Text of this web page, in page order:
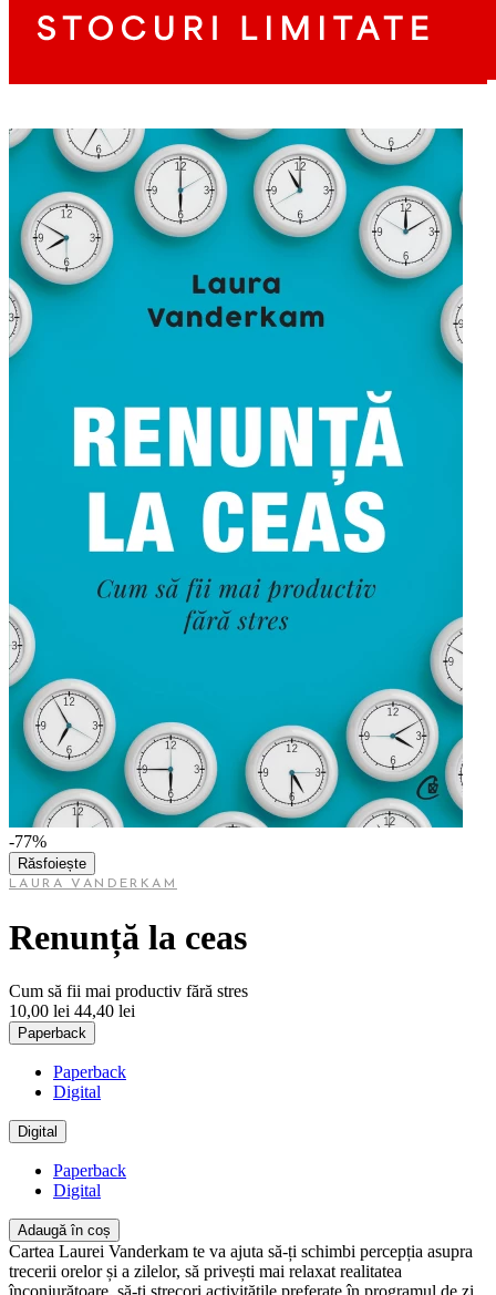
-77%
Răsfoiește
LAURA VANDERKAM
Renunță la ceas
Cum să fii mai productiv fără stres
10,00 lei 44,40 lei
Paperback
Paperback
Digital
Digital
Paperback
Digital
Adaugă în coș
Cartea Laurei Vanderkam te va ajuta să-ți schimbi percepția asupra
trecerii orelor și a zilelor, să privești mai relaxat realitatea